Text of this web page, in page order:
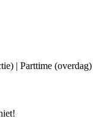
| Parttime